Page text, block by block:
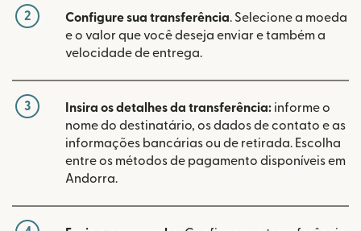
2 Configure sua transferência. Selecione a moeda
e o valor que você deseja enviar e também a
velocidade de entrega.
3 Insira os detalhes da transferência: informe o
nome do destinatário, os dados de contato e as
informações bancárias ou de retirada. Escolha
entre os métodos de pagamento disponíveis em
Andorra.